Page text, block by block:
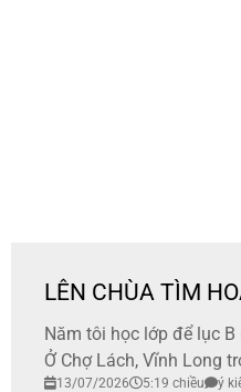
LÊN CHÙA TÌM
Năm tôi học lớp để lục
Ở Chợ Lách, Vĩnh Long
13/07/2026 5:19 chiều ý